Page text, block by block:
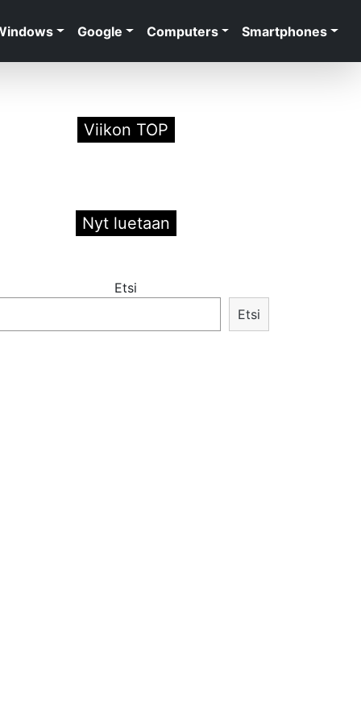
Google Computers Smartphones
Viikon TOP
Nyt luetaan
Etsi
Etsi